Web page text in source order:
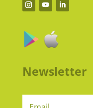
Newsletter